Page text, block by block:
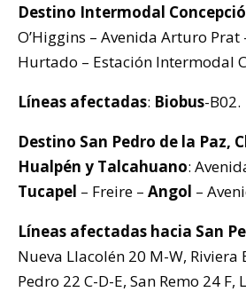
Destino Intermodal
O’Higgins – Avenida Arturo Prat
Hurtado – Estación Intermodal
Líneas afectadas: Biobus-B02.
Destino San Pedro de la Paz,
Hualpén y Talcahuano:
Tucapel – Freire – Angol –
Líneas afectadas hacia San
Nueva Llacolén 20 M-W, Riviera
Pedro 22 C-D-E, San Remo 24